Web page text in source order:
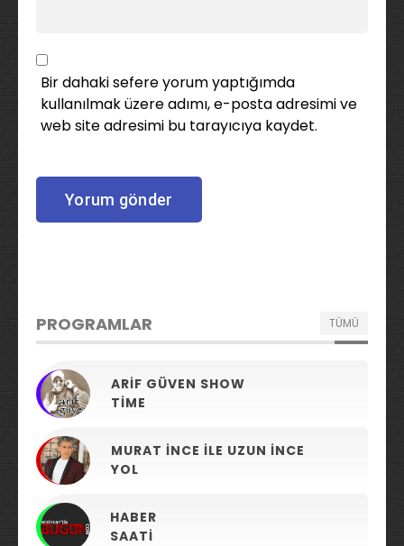
Bir dahaki sefere yorum yaptığımda
kullanılmak üzere adımı, e-posta adresimi ve
web site adresimi bu tarayıcıya kaydet.
PROGRAMLAR TÜMÜ
ARIF GÜVEN SHOW
TIME
MURAT İNCE ILE UZUN İNCE
YOL
HABER
SAATI